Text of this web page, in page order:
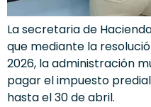
La secretaria de
que mediante la
2026, la administración
pagar el impuesto
hasta el 30 de abril.